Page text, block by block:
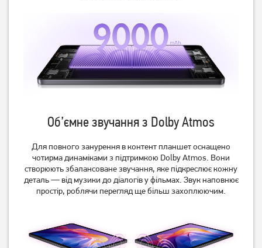
Об’ємне звучання з Dolby Atmos
Для повного занурення в контент планшет оснащено
чотирма динаміками з підтримкою Dolby Atmos. Вони
створюють збалансоване звучання, яке підкреслює кожну
деталь — від музики до діалогів у фільмах. Звук наповнює
простір, роблячи перегляд ще більш захоплюючим.